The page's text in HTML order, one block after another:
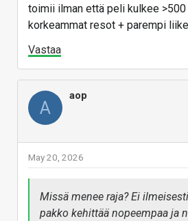
toimii ilman että peli kulkee
korkeammat resot + parempi
Vastaa
A
aop
May 20, 2026
Missä menee raja? Ei
pakko kehittää nopeempaa ja